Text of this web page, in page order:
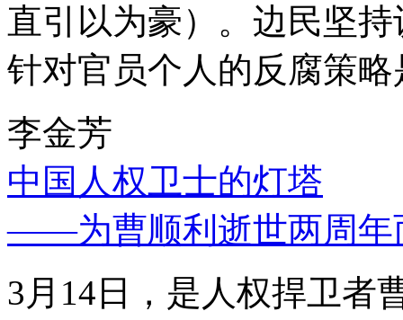
直引以为豪）。边民坚
针对官员个人的反腐策
李金芳
中国人权卫士的灯塔
——为曹顺利逝世两周年
3月14日，是人权捍卫者